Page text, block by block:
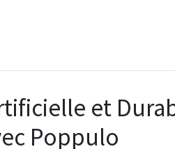
et
Poppulo